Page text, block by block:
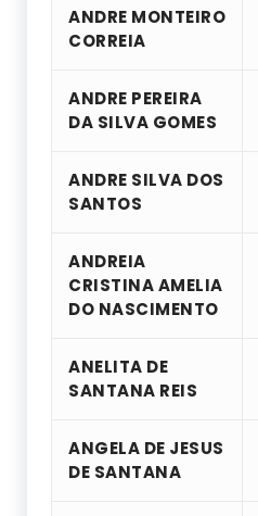
ANDRE MONTEIRO
CORREIA
ANDRE PEREIRA
DA SILVA GOMES
ANDRE SILVA DOS
SANTOS
ANDREIA
CRISTINA AMELIA
DO NASCIMENTO
ANELITA DE
SANTANA REIS
ANGELA DE JESUS
DE SANTANA